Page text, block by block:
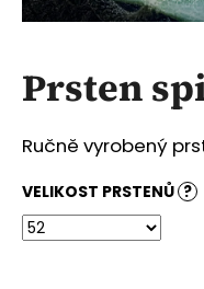
Prsten
Ručně vyrobený
VELIKOST PRSTENŮ ?
a
í
t
?